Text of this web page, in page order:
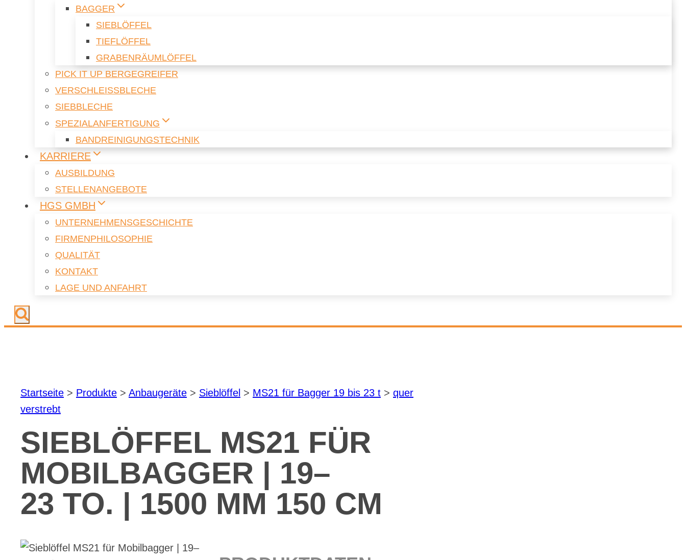
BAG­GER
SIEB­LÖF­FEL
TIEF­LÖF­FEL
GRA­BEN­RÄUM­LÖF­FEL
PICK IT UP BER­GE­G­REI­FER
VER­SCHLEISS­BLE­CHE
SIEB­BLE­CHE
SPE­ZI­AL­AN­FER­TI­GUNG
BAND­REI­NI­GUNGS­TECH­NIK
KAR­RIE­RE
AUS­BIL­DUNG
STEL­LEN­AN­GE­BO­TE
HGS GMBH
UN­TER­NEH­MENS­GE­SCHICH­TE
FIR­MEN­PHI­LO­SO­PHIE
QUA­LI­TÄT
KON­TAKT
LAGE UND AN­FAHRT
Start­sei­te > Pro­duk­te > An­bau­ge­rä­te > Sieb­löf­fel > MS21 für Bag­ger 19 bis 23 t > quer
ver­strebt
SIEB­LÖF­FEL MS21 FÜR
MO­BIL­BAG­GER | 19–
23 TO. | 1500 MM 150 CM